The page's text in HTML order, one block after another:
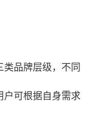
类品牌层级，不同
户可根据自身需求